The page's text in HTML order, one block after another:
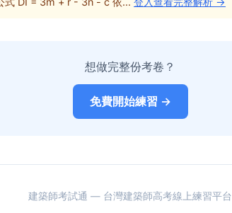
想做完整份考卷？
免費開始練習 →
建築師考試通 — 台灣建築師高考線上練習平台